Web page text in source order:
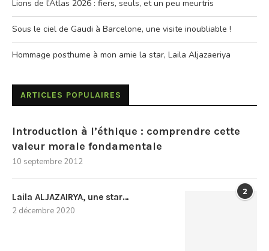
Lions de l’Atlas 2026 : fiers, seuls, et un peu meurtris
Sous le ciel de Gaudi à Barcelone, une visite inoubliable !
Hommage posthume à mon amie la star, Laila Aljazaeriya
ARTICLES POPULAIRES
Introduction à l’éthique : comprendre cette
valeur morale fondamentale
10 septembre 2012
2
Laila ALJAZAIRYA, une star…
2 décembre 2020